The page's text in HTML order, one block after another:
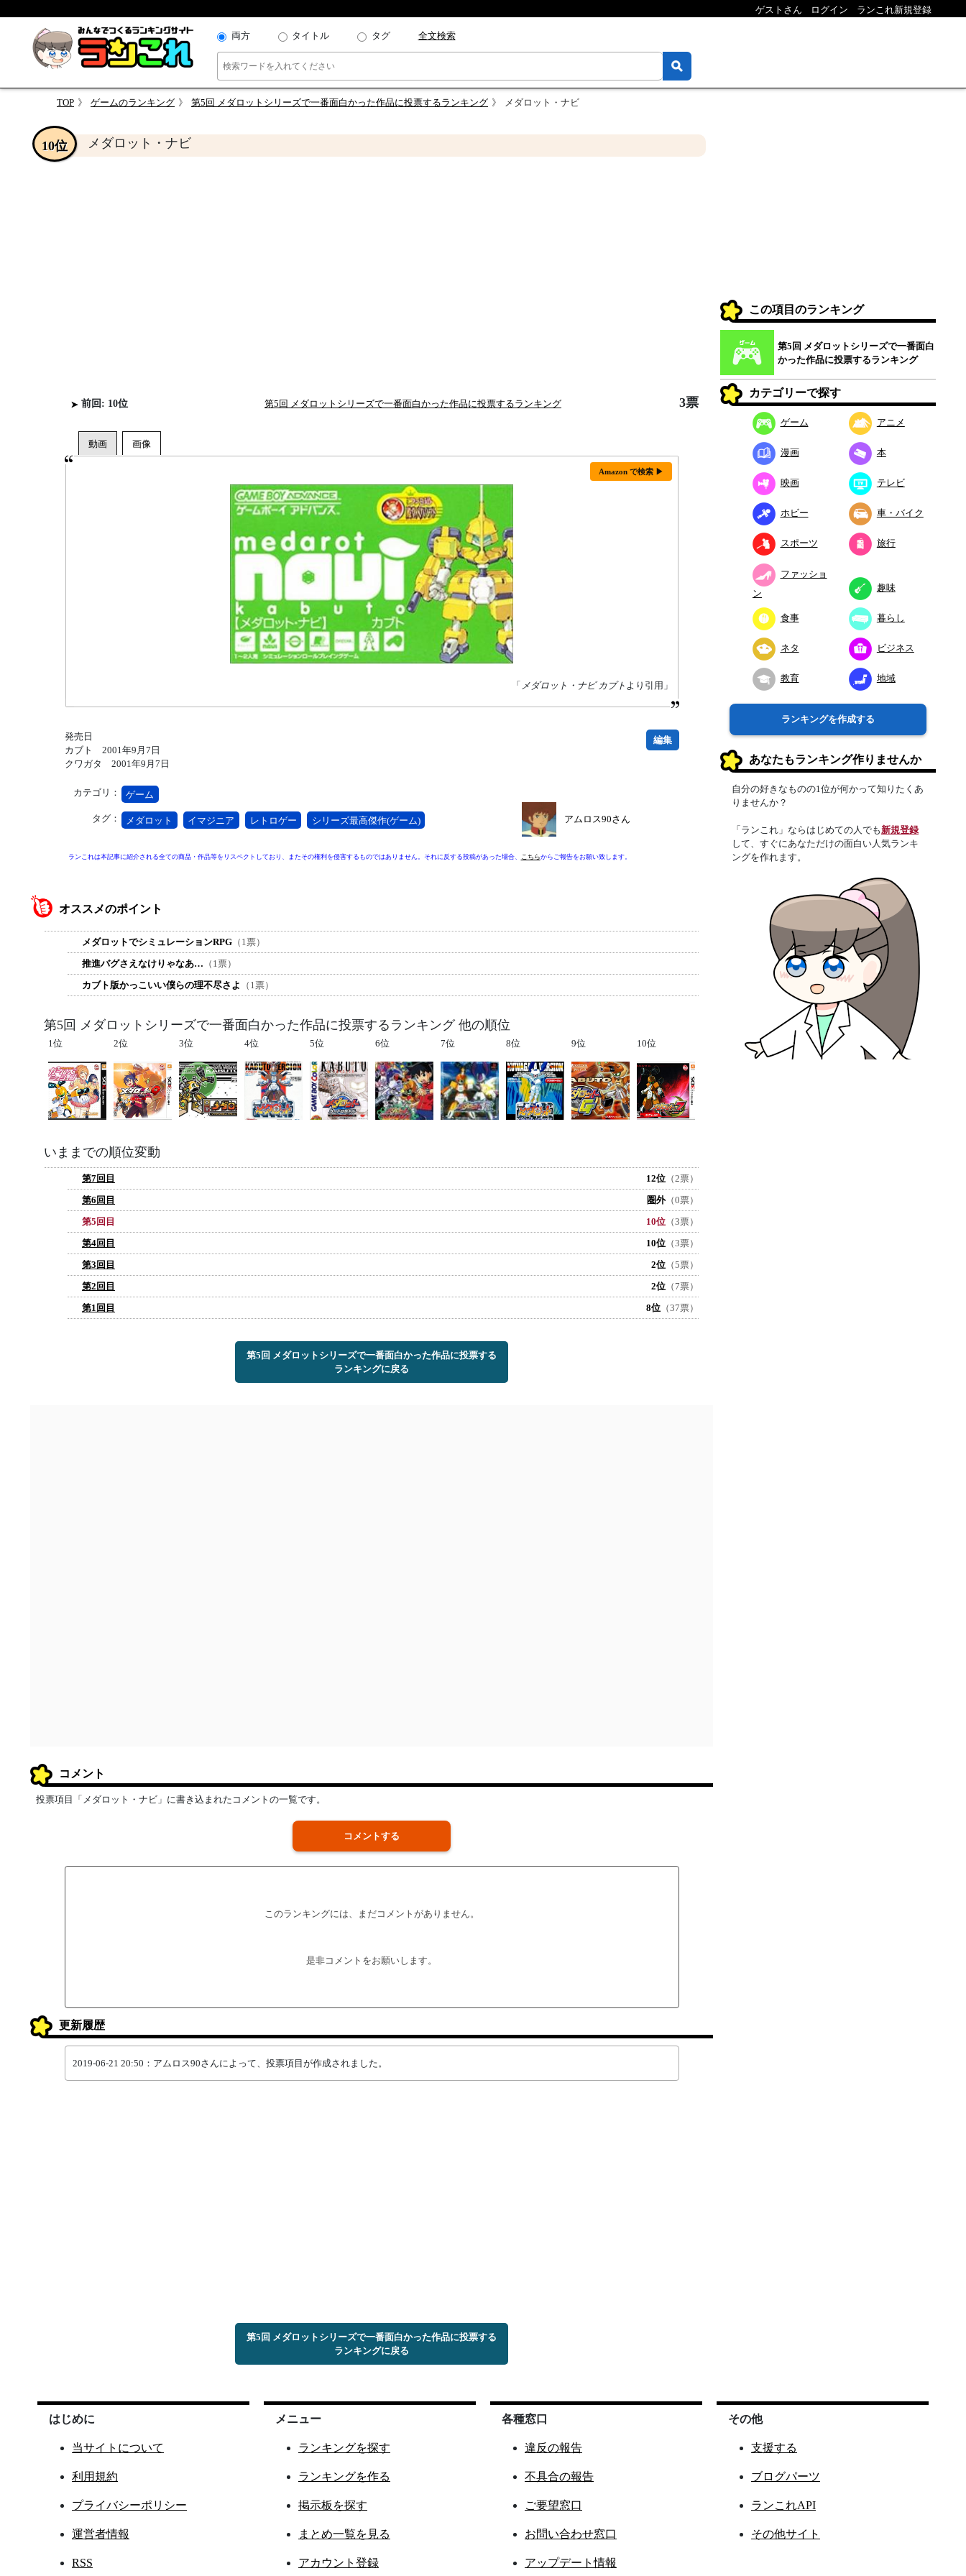
ゲストさん ログイン ランこれ新規登録
両方 タイトル タグ 全文検索
TOP ゲームのランキング 第5回 メダロットシリーズで一番面白かった作品に投票するランキング メダロット・ナビ
メダロット・ナビ
10位
前回: 10位 第5回 メダロットシリーズで一番面白かった作品に投票するランキング 3票
Amazon で検索 ▶
「 メダロット・ナビ カブト より引用」
発売日
カブト 2001年9月7日
クワガタ 2001年9月7日
カテゴリ： ゲーム
タグ： メダロット イマジニア レトロゲー シリーズ最高傑作(ゲーム)
編集
アムロス90さん
ランこれは本記事に紹介される全ての商品・作品等をリスペクトしており、またその権利を侵害するものではありません。それに反する投稿があった場合、 こちらからご報告をお願い致します。
オススメのポイント
メダロットでシミュレーションRPG （1票）
推進バグさえなけりゃなあ… （1票）
カブト版かっこいい僕らの理不尽さよ
（1票）
第5回 メダロットシリーズで一番面白かった作品に投票するランキング 他の順位
1位 2位 3位 4位 5位 6位 7位 8位 9位 10位
いままでの順位変動
第7回目 12位 （2票）
第6回目
圏外（0票）
第5回目
10位 （3票）
第4回目
10位 （3票）
第3回目
2位 （5票）
第2回目
2位 （7票）
第1回目
8位 （37票）
第5回 メダロットシリーズで一番面白かった作品に投票する
ランキングに戻る
コメント
投票項目「メダロット・ナビ」に書き込まれたコメントの一覧です。
コメントする
このランキングには、まだコメントがありません。
是非コメントをお願いします。
更新履歴
2019-06-21 20:50：アムロス90さんによって、投票項目が作成されました。
第5回 メダロットシリーズで一番面白かった作品に投票する
ランキングに戻る
この項目のランキング
第5回 メダロットシリーズで一番面白
かった作品に投票するランキング
カテゴリーで探す
ゲーム アニメ
漫画 本
映画 テレビ
ホビー 車・バイク
スポーツ 旅行
ファッショ
ン
趣味
食事 暮らし
ネタ ビジネス
教育 地域
ランキングを作成する
あなたもランキング作りませんか
自分の好きなものの1位が何かって知りたくあ
りませんか？
「ランこれ」ならはじめての人でも新規登録
して、すぐにあなただけの面白い人気ランキ
ングを作れます。
はじめに
当サイトについて
利用規約
プライバシーポリシー
運営者情報
RSS
メニュー
ランキングを探す
ランキングを作る
掲示板を探す
まとめ一覧を見る
アカウント登録
各種窓口
違反の報告
不具合の報告
ご要望窓口
お問い合わせ窓口
アップデート情報
その他
支援する
ブログパーツ
ランこれAPI
その他サイト